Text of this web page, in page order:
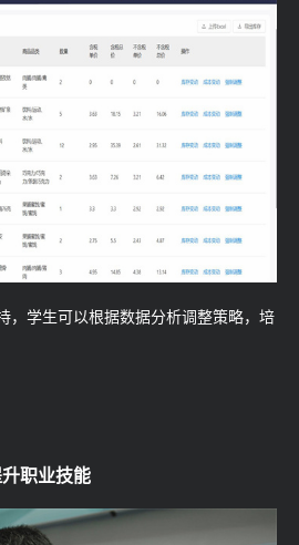
，学生可以根据数据分析调整策略，培
职业技能